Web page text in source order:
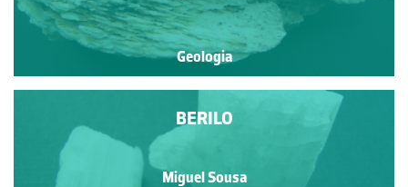
Geologia
BERILO
Miguel Sousa